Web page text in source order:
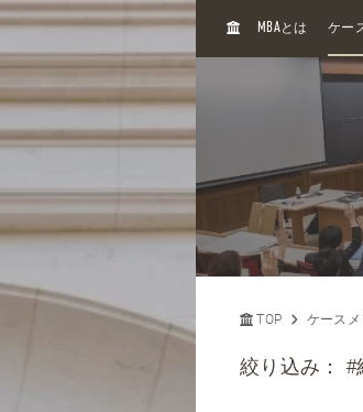
H
MBAとは ケー
TOP ケース
絞り込み：#